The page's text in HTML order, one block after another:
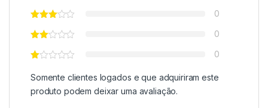
0
0
0
Somente clientes logados e que adquiriram este
produto podem deixar uma avaliação.